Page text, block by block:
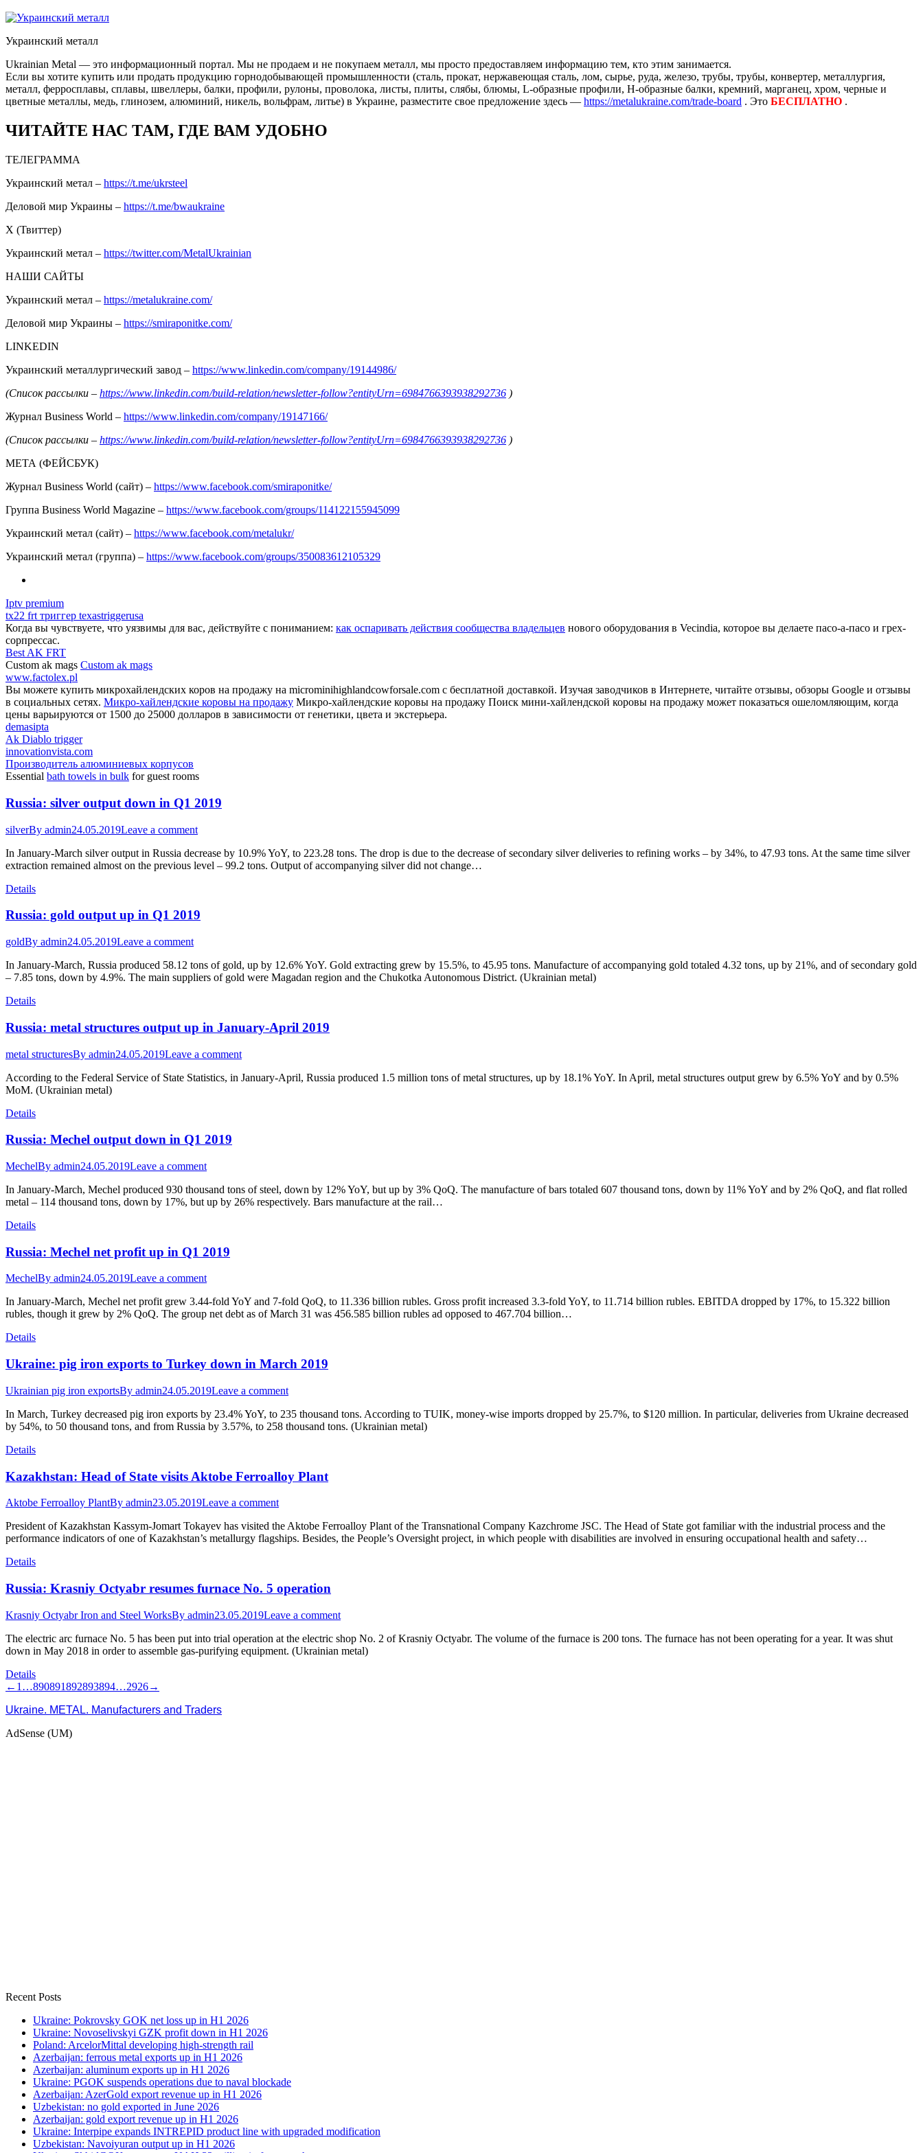
Украинский металл
Ukrainian Metal — это информационный портал. Мы не продаем и не покупаем металл, мы просто предоставляем информацию тем, кто этим занимается.
Если вы хотите купить или продать продукцию горнодобывающей промышленности (сталь, прокат, нержавеющая сталь, лом, сырье, руда, железо, трубы, трубы, конвертер, металлургия,
металл, ферросплавы, сплавы, швеллеры, балки, профили, рулоны, проволока, листы, плиты, слябы, блюмы, L-образные профили, H-образные балки, кремний, марганец, хром, черные и
цветные металлы, медь, глинозем, алюминий, никель, вольфрам, литье) в Украине, разместите свое предложение здесь — https://metalukraine.com/trade-board . Это БЕСПЛАТНО .
ЧИТАЙТЕ НАС ТАМ, ГДЕ ВАМ УДОБНО
ТЕЛЕГРАММА
Украинский метал – https://t.me/ukrsteel
Деловой мир Украины – https://t.me/bwaukraine
Х (Твиттер)
Украинский метал – https://twitter.com/MetalUkrainian
НАШИ САЙТЫ
Украинский метал – https://metalukraine.com/
Деловой мир Украины – https://smiraponitke.com/
LINKEDIN
Украинский металлургический завод – https://www.linkedin.com/company/19144986/
(Список рассылки – https://www.linkedin.com/build-relation/newsletter-follow?entityUrn=6984766393938292736 )
Журнал Business World – https://www.linkedin.com/company/19147166/
(Список рассылки – https://www.linkedin.com/build-relation/newsletter-follow?entityUrn=6984766393938292736 )
МЕТА (ФЕЙСБУК)
Журнал Business World (сайт) – https://www.facebook.com/smiraponitke/
Группа Business World Magazine – https://www.facebook.com/groups/114122155945099
Украинский метал (сайт) – https://www.facebook.com/metalukr/
Украинский метал (группа) – https://www.facebook.com/groups/350083612105329
Iptv premium
tx22 frt триггер texastriggerusa
Когда вы чувствуете, что уязвимы для вас, действуйте с пониманием: как оспаривать действия сообщества владельцев нового оборудования в Vecindia, которое вы делаете пасо-а-пасо и грех-
сорпрессас.
Best AK FRT
Custom ak mags Custom ak mags
www.factolex.pl
Вы можете купить микрохайлендских коров на продажу на microminihighlandcowforsale.com с бесплатной доставкой. Изучая заводчиков в Интернете, читайте отзывы, обзоры Google и отзывы
в социальных сетях. Микро-хайлендские коровы на продажу Микро-хайлендские коровы на продажу Поиск мини-хайлендской коровы на продажу может показаться ошеломляющим, когда
цены варьируются от 1500 до 25000 долларов в зависимости от генетики, цвета и экстерьера.
demasipta
Ak Diablo trigger
innovationvista.com
Производитель алюминиевых корпусов
Essential bath towels in bulk for guest rooms
Russia: silver output down in Q1 2019
silverBy admin24.05.2019Leave a comment
In January-March silver output in Russia decrease by 10.9% YoY, to 223.28 tons. The drop is due to the decrease of secondary silver deliveries to refining works – by 34%, to 47.93 tons. At the same time silver
extraction remained almost on the previous level – 99.2 tons. Output of accompanying silver did not change…
Details
Russia: gold output up in Q1 2019
goldBy admin24.05.2019Leave a comment
In January-March, Russia produced 58.12 tons of gold, up by 12.6% YoY. Gold extracting grew by 15.5%, to 45.95 tons. Manufacture of accompanying gold totaled 4.32 tons, up by 21%, and of secondary gold
– 7.85 tons, down by 4.9%. The main suppliers of gold were Magadan region and the Chukotka Autonomous District. (Ukrainian metal)
Details
Russia: metal structures output up in January-April 2019
metal structuresBy admin24.05.2019Leave a comment
According to the Federal Service of State Statistics, in January-April, Russia produced 1.5 million tons of metal structures, up by 18.1% YoY. In April, metal structures output grew by 6.5% YoY and by 0.5%
MoM. (Ukrainian metal)
Details
Russia: Mechel output down in Q1 2019
MechelBy admin24.05.2019Leave a comment
In January-March, Mechel produced 930 thousand tons of steel, down by 12% YoY, but up by 3% QoQ. The manufacture of bars totaled 607 thousand tons, down by 11% YoY and by 2% QoQ, and flat rolled
metal – 114 thousand tons, down by 17%, but up by 26% respectively. Bars manufacture at the rail…
Details
Russia: Mechel net profit up in Q1 2019
MechelBy admin24.05.2019Leave a comment
In January-March, Mechel net profit grew 3.44-fold YoY and 7-fold QoQ, to 11.336 billion rubles. Gross profit increased 3.3-fold YoY, to 11.714 billion rubles. EBITDA dropped by 17%, to 15.322 billion
rubles, though it grew by 2% QoQ. The group net debt as of March 31 was 456.585 billion rubles ad opposed to 467.704 billion…
Details
Ukraine: pig iron exports to Turkey down in March 2019
Ukrainian pig iron exportsBy admin24.05.2019Leave a comment
In March, Turkey decreased pig iron exports by 23.4% YoY, to 235 thousand tons. According to TUIK, money-wise imports dropped by 25.7%, to $120 million. In particular, deliveries from Ukraine decreased
by 54%, to 50 thousand tons, and from Russia by 3.57%, to 258 thousand tons. (Ukrainian metal)
Details
Kazakhstan: Head of State visits Aktobe Ferroalloy Plant
Aktobe Ferroalloy PlantBy admin23.05.2019Leave a comment
President of Kazakhstan Kassym-Jomart Tokayev has visited the Aktobe Ferroalloy Plant of the Transnational Company Kazchrome JSC. The Head of State got familiar with the industrial process and the
performance indicators of one of Kazakhstan’s metallurgy flagships. Besides, the People’s Oversight project, in which people with disabilities are involved in ensuring occupational health and safety…
Details
Russia: Krasniy Octyabr resumes furnace No. 5 operation
Krasniy Octyabr Iron and Steel WorksBy admin23.05.2019Leave a comment
The electric arc furnace No. 5 has been put into trial operation at the electric shop No. 2 of Krasniy Octyabr. The volume of the furnace is 200 tons. The furnace has not been operating for a year. It was shut
down in May 2018 in order to assemble gas-purifying equipment. (Ukrainian metal)
Details
← 1 …890891892893894…2926→
Ukraine. METAL. Manufacturers and Traders
AdSense (UM)
Recent Posts
Ukraine: Pokrovsky GOK net loss up in H1 2026
Ukraine: Novoselivskyi GZK profit down in H1 2026
Poland: ArcelorMittal developing high-strength rail
Azerbaijan: ferrous metal exports up in H1 2026
Azerbaijan: aluminum exports up in H1 2026
Ukraine: PGOK suspends operations due to naval blockade
Azerbaijan: AzerGold export revenue up in H1 2026
Uzbekistan: no gold exported in June 2026
Azerbaijan: gold export revenue up in H1 2026
Ukraine: Interpipe expands INTREPID product line with upgraded modification
Uzbekistan: Navoiyuran output up in H1 2026